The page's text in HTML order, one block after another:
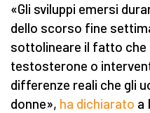
«Gli sviluppi emersi
dello scorso fine
sottolineare il fatto che
testosterone o
differenze reali che gli
donne», ha dichiarato a